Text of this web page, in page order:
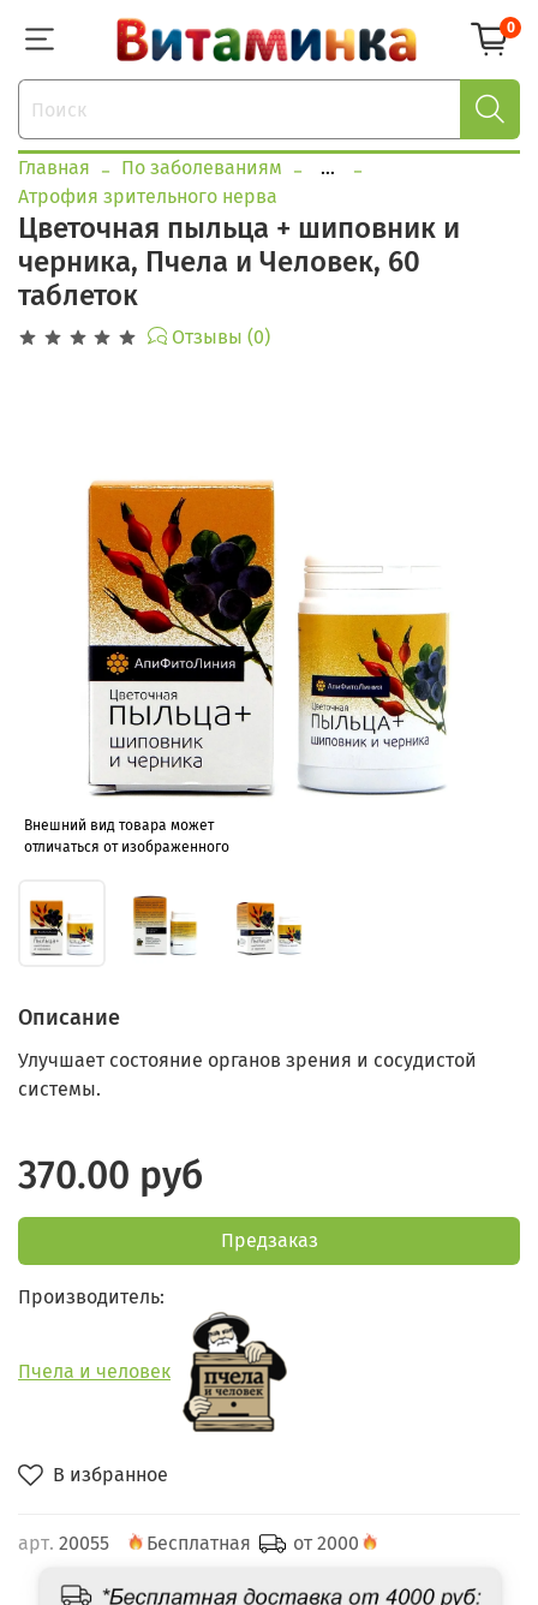
0
Главная По заболеваниям
...
Атрофия зрительного нерва
Цветочная пыльца + шиповник и
черника, Пчела и Человек, 60
таблеток
Отзывы (0)
В избранное
арт. 20055 Бесплатная от 2000
Внешний вид товара может
отличаться от изображенного
Описание
Улучшает состояние органов зрения и сосудистой
системы.
370.00 руб
Предзаказ
Производитель:
Пчела и человек